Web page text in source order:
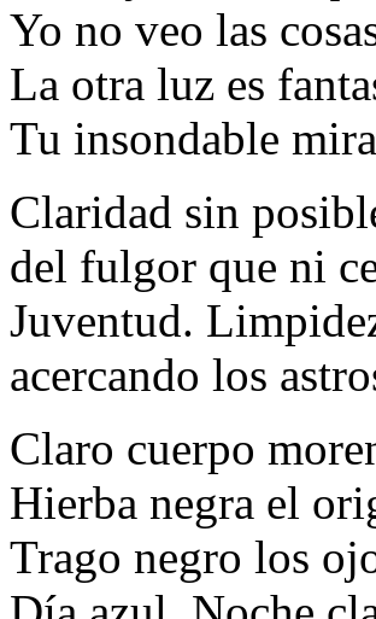
Yo no veo las
La otra luz es
Tu insondable
Claridad sin
del fulgor que ni
Juventud.
acercando los
Claro cuerpo
Hierba negra el
Trago negro los